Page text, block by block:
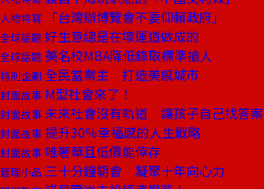
人物特寫 「台灣辦博覽會不要仰賴政府」
全球話題 好生意總是在壞運道做成的
全球話題 美名校MBA降低錄取標準搶人
特別企劃 全民當業主 打造美感城市
封面故事 M型社會來了！
封面故事 未來社會沒有軌道 讓孩子自己找答案
封面故事 提升30％幸福感的人生戰略
封面故事 唯奢華且低價能倖存
管理小品 三十分鐘朝會 凝聚十年向心力